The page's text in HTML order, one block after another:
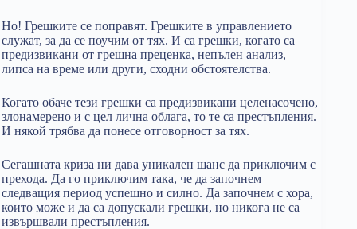
Но! Грешките се поправят. Грешките в управлението
служат, за да се поучим от тях. И са грешки, когато са
предизвикани от грешна преценка, непълен анализ,
липса на време или други, сходни обстоятелства.
Когато обаче тези грешки са предизвикани целенасочено,
злонамерено и с цел лична облага, то те са престъпления.
И някой трябва да понесе отговорност за тях.
Сегашната криза ни дава уникален шанс да приключим с
прехода. Да го приключим така, че да започнем
следващия период успешно и силно. Да започнем с хора,
които може и да са допускали грешки, но никога не са
извършвали престъпления.